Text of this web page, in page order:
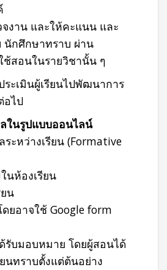
งาน และให้คะแนน และ
นักศึกษาทราบ ผ่าน
สอนในรายวิชานั้น ๆ
ะเมินผู้เรียนไปพัฒนาการ
อไป
ในรูปแบบออนไลน์
ระหว่างเรียน (Formative
นห้องเรียน
น
ยอาจใช้ Google form
รับมอบหมาย โดยผู้สอนได้
นทราบตั้งแต่ต้นอย่าง